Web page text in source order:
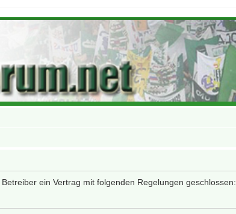
ein Vertrag mit folgenden Regelungen geschlossen: